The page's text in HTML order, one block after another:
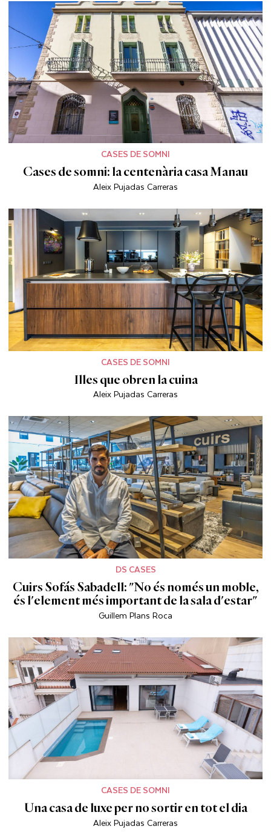
CASES DE SOMNI
Cases de somni: la centenària casa Manau
Aleix Pujadas Carreras
CASES DE SOMNI
Illes que obren la cuina
Aleix Pujadas Carreras
DS CASES
Cuirs Sofás Sabadell: "No és només un moble,
és l'element més important de la sala d'estar"
Guillem Plans Roca
CASES DE SOMNI
Una casa de luxe per no sortir en tot el dia
Aleix Pujadas Carreras